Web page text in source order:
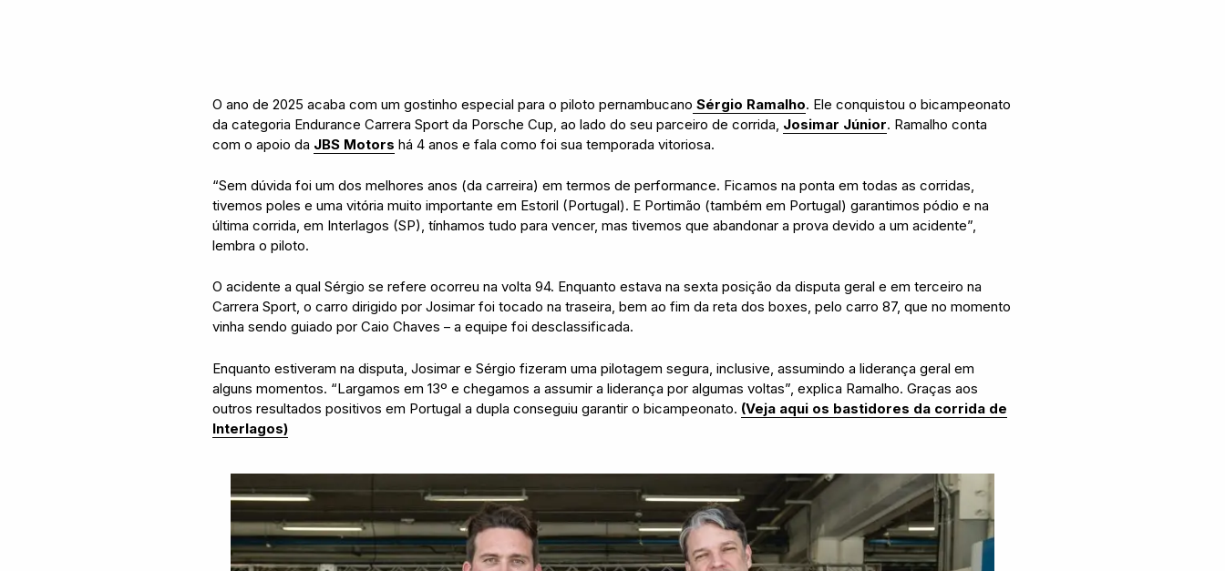
O ano de 2025 acaba com um gostinho especial para o piloto pernambucano Sérgio Ramalho. Ele conquistou o bicampeonato
da categoria Endurance Carrera Sport da Porsche Cup, ao lado do seu parceiro de corrida, Josimar Júnior. Ramalho conta
com o apoio da JBS Motors há 4 anos e fala como foi sua temporada vitoriosa.
“Sem dúvida foi um dos melhores anos (da carreira) em termos de performance. Ficamos na ponta em todas as corridas,
tivemos poles e uma vitória muito importante em Estoril (Portugal). E Portimão (também em Portugal) garantimos pódio e na
última corrida, em Interlagos (SP), tínhamos tudo para vencer, mas tivemos que abandonar a prova devido a um acidente”,
lembra o piloto.
O acidente a qual Sérgio se refere ocorreu na volta 94. Enquanto estava na sexta posição da disputa geral e em terceiro na
Carrera Sport, o carro dirigido por Josimar foi tocado na traseira, bem ao fim da reta dos boxes, pelo carro 87, que no momento
vinha sendo guiado por Caio Chaves – a equipe foi desclassificada.
Enquanto estiveram na disputa, Josimar e Sérgio fizeram uma pilotagem segura, inclusive, assumindo a liderança geral em
alguns momentos. “Largamos em 13º e chegamos a assumir a liderança por algumas voltas”, explica Ramalho. Graças aos
outros resultados positivos em Portugal a dupla conseguiu garantir o bicampeonato. (Veja aqui os bastidores da corrida de
Interlagos)